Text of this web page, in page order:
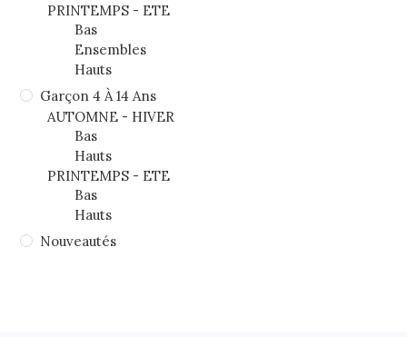
PRINTEMPS - ETE
Bas
Ensembles
Hauts
Garçon 4 À 14 Ans
AUTOMNE - HIVER
Bas
Hauts
PRINTEMPS - ETE
Bas
Hauts
Nouveautés